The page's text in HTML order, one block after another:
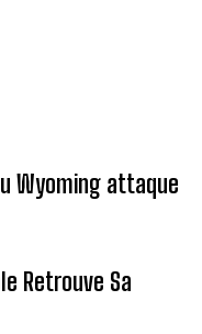
Wyoming attaque
Retrouve Sa